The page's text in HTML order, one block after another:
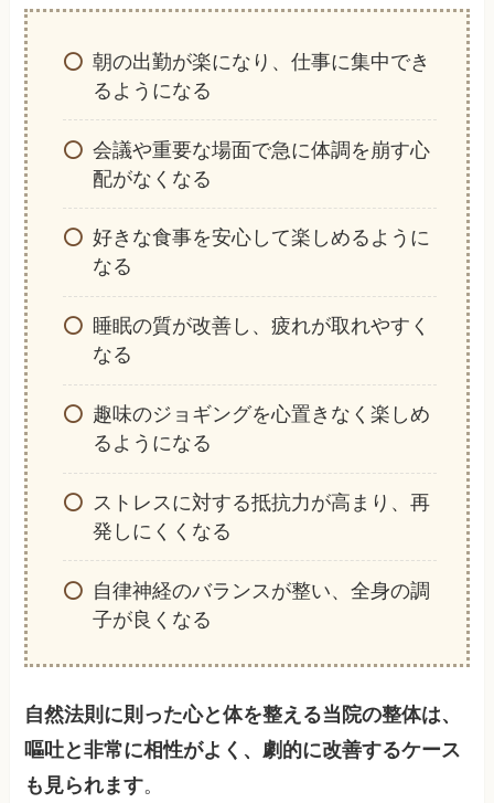
朝の出勤が楽になり、仕事に集中でき
るようになる
会議や重要な場面で急に体調を崩す心
配がなくなる
好きな食事を安心して楽しめるように
なる
睡眠の質が改善し、疲れが取れやすく
なる
趣味のジョギングを心置きなく楽しめ
るようになる
ストレスに対する抵抗力が高まり、再
発しにくくなる
自律神経のバランスが整い、全身の調
子が良くなる
自然法則に則った心と体を整える当院の整体は、
嘔吐と非常に相性がよく、劇的に改善するケース
も見られます。